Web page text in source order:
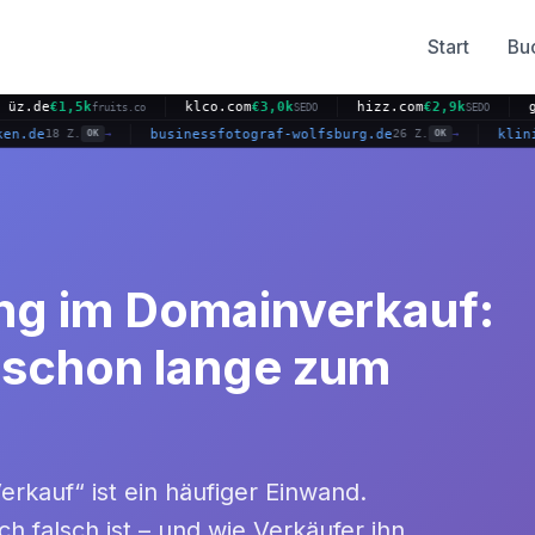
Start
fruits.co klco.com €3,0k SEDO hizz.com €2,9k SEDO
18 Z. OK → businessfotograf-wolfsburg.de 26 Z. OK →
im Domainverkauf:
lange zum
ist ein häufiger Einwand.